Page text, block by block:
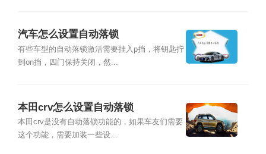
汽车怎么设置自动落锁
有些车型的自动落锁激活需要挂入p挡，将钥匙拧
到on挡，四门保持关闭，然...
本田crv怎么设置自动落锁
本田crv是没有自动落锁功能的，如果车友们需要
这个功能，需要加装一些设...